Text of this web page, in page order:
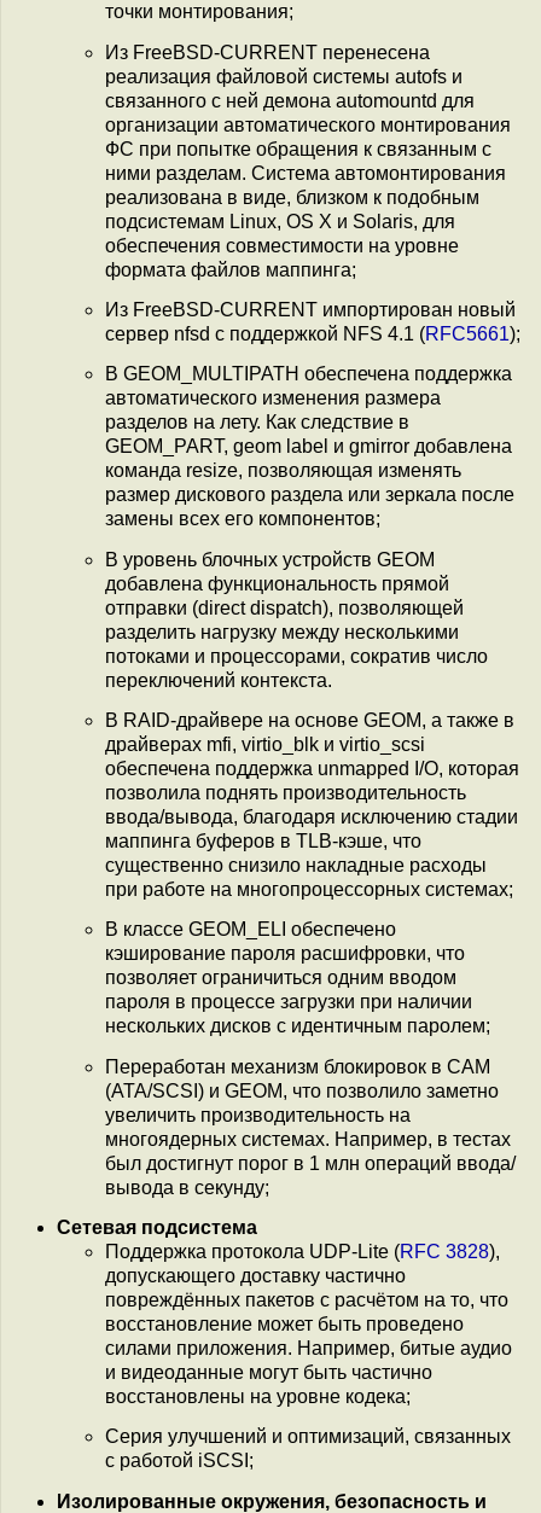
точки монтирования;
Из FreeBSD-CURRENT перенесена
реализация файловой системы autofs и
связанного с ней демона automountd для
организации автоматического монтирования
ФС при попытке обращения к связанным с
ними разделам. Система автомонтирования
реализована в виде, близком к подобным
подсистемам Linux, OS X и Solaris, для
обеспечения совместимости на уровне
формата файлов маппинга;
Из FreeBSD-CURRENT импортирован новый
сервер nfsd с поддержкой NFS 4.1 (RFC5661);
В GEOM_MULTIPATH обеспечена поддержка
автоматического изменения размера
разделов на лету. Как следствие в
GEOM_PART, geom label и gmirror добавлена
команда resize, позволяющая изменять
размер дискового раздела или зеркала после
замены всех его компонентов;
В уровень блочных устройств GEOM
добавлена функциональность прямой
отправки (direct dispatch), позволяющей
разделить нагрузку между несколькими
потоками и процессорами, сократив число
переключений контекста.
В RAID-драйвере на основе GEOM, а также в
драйверах mfi, virtio_blk и virtio_scsi
обеспечена поддержка unmapped I/O, которая
позволила поднять производительность
ввода/вывода, благодаря исключению стадии
маппинга буферов в TLB-кэше, что
существенно снизило накладные расходы
при работе на многопроцессорных системах;
В классе GEOM_ELI обеспечено
кэширование пароля расшифровки, что
позволяет ограничиться одним вводом
пароля в процессе загрузки при наличии
нескольких дисков с идентичным паролем;
Переработан механизм блокировок в CAM
(ATA/SCSI) и GEOM, что позволило заметно
увеличить производительность на
многоядерных системах. Например, в тестах
был достигнут порог в 1 млн операций ввода/
вывода в секунду;
Сетевая подсистема
Поддержка протокола UDP-Lite (RFC 3828),
допускающего доставку частично
повреждённых пакетов с расчётом на то, что
восстановление может быть проведено
силами приложения. Например, битые аудио
и видеоданные могут быть частично
восстановлены на уровне кодека;
Серия улучшений и оптимизаций, связанных
с работой iSCSI;
Изолированные окружения, безопасность и